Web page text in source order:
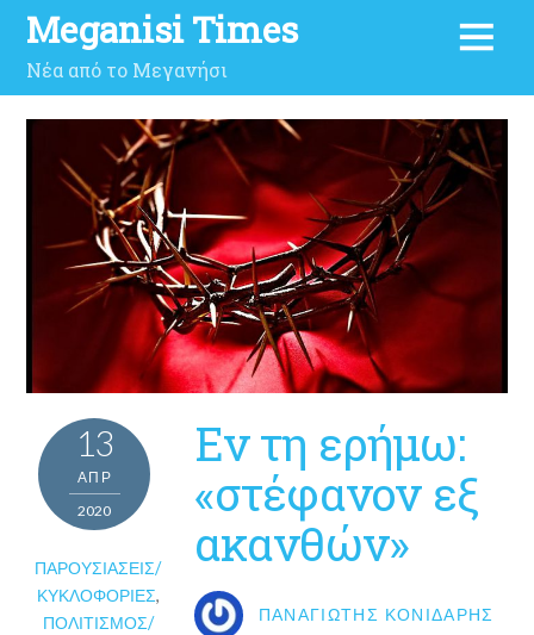
Meganisi Times
Νέα από το Μεγανήσι
13
ΑΠΡ
2020
ΠΑΡΟΥΣΙΆΣΕΙΣ/
ΚΥΚΛΟΦΟΡΊΕΣ,
ΠΟΛΙΤΙΣΜΌΣ/
Εν τη ερήμω:
«στέφανον εξ
ακανθών»
ΠΑΝΑΓΙΏΤΗΣ ΚΟΝΙΔΆΡΗΣ